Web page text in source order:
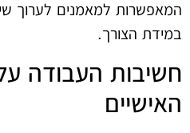
המאפשרות למאמנים לערוך
במידת הצורך.
חשיבות העבודה
האישיים